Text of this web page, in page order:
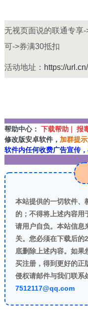
无视页面说的联通专享
可->券满30抵扣
活动地址： https://
帮助中心： 下载帮助 | 报
修改版安卓软件， 加群提
软件内任何收费广告宣传
本站提供的一切软件、
的；不得将上述内容用
请用户自负。本站信息
关。您必须在下载后的
底删除上述内容。如果
买注册，得到更好的正
侵权请邮件与我们联系
7512117@qq.com